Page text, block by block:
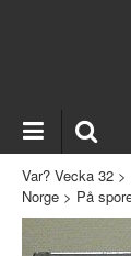
Var? Vecka 32 >
Norge > På